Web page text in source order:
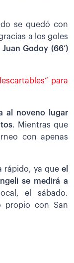
se quedó con
a los goles
Godoy (66’)
para
al noveno lugar
. Mientras que
con apenas
rápido, ya que el
se medirá a
el sábado.
propio con San